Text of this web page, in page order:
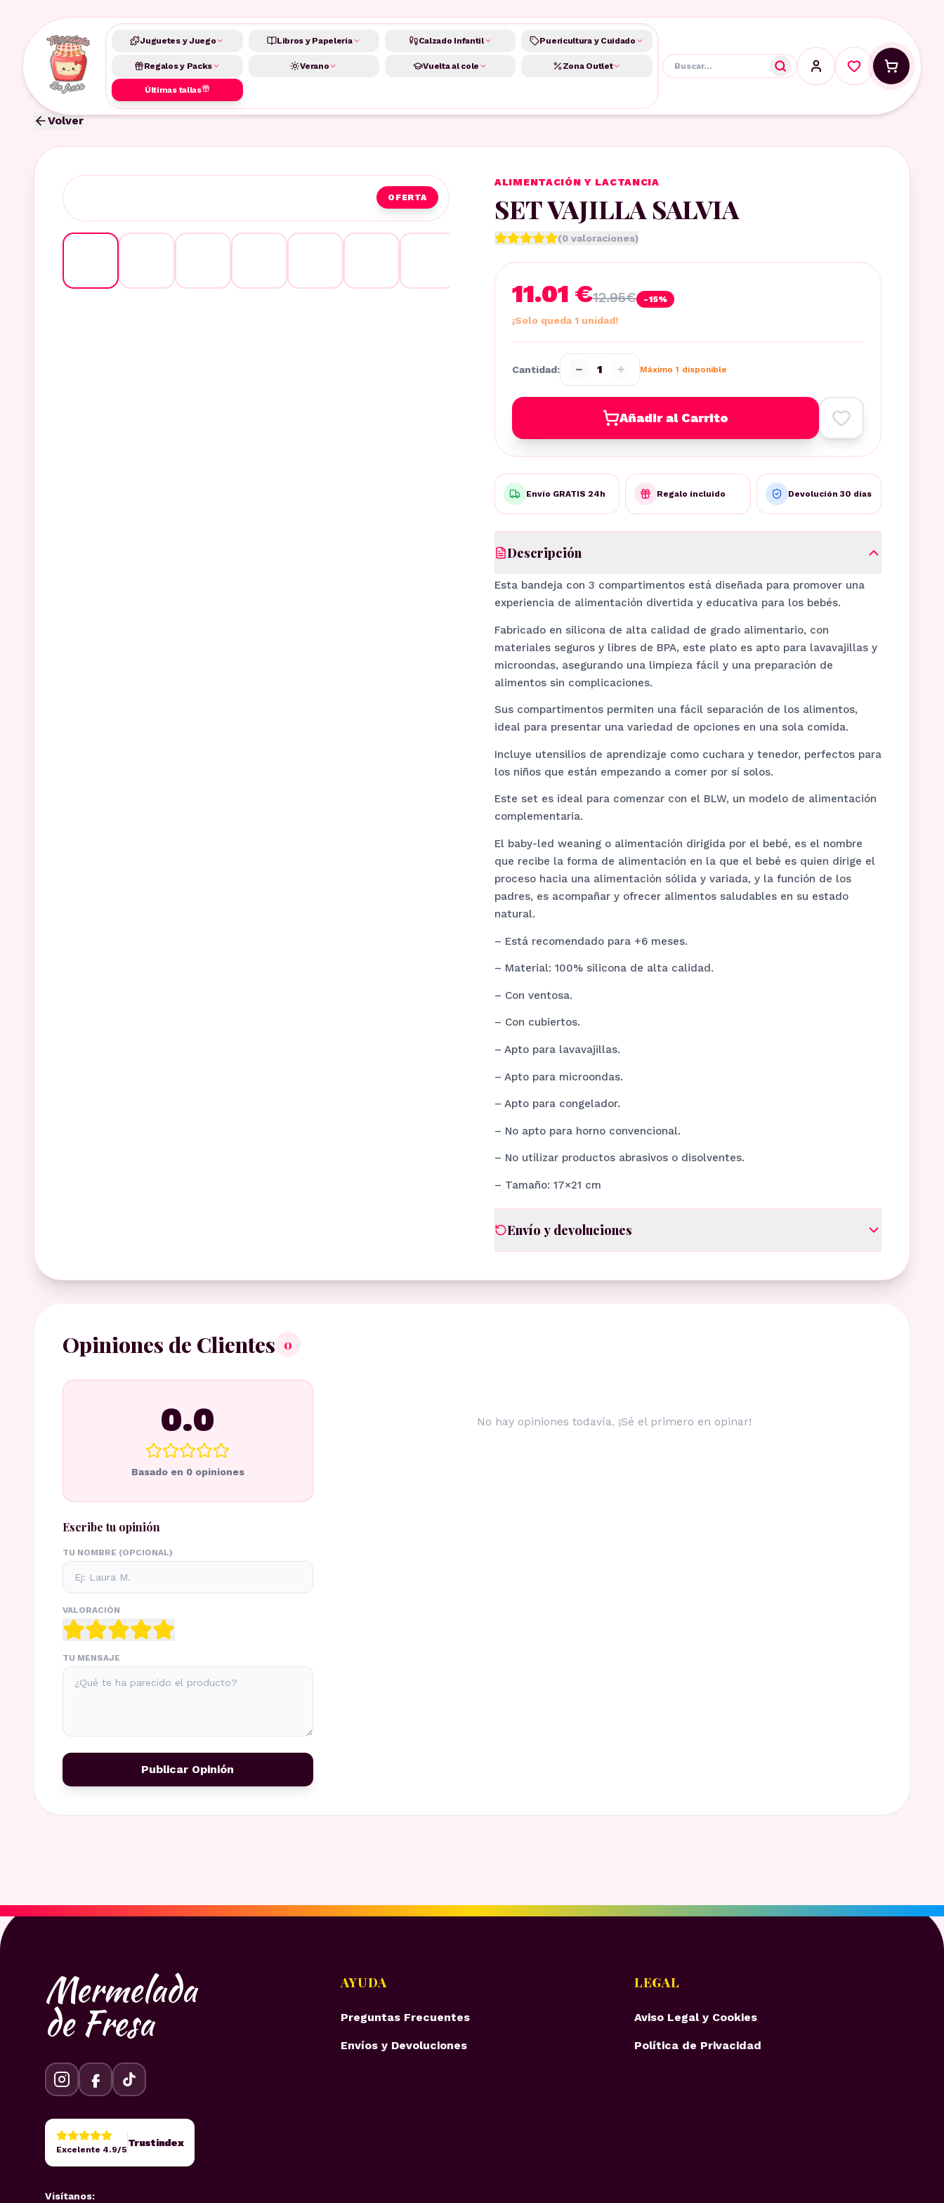
Juguetes y Juego Libros y Papelería Calzado Infantil Puericultura y Cuidado
Regalos y Packs Verano Vuelta al cole Zona Outlet
Últimas tallas
Volver
OFERTA
ALIMENTACIÓN Y LACTANCIA
SET VAJILLA SALVIA
(0 valoraciones)
11.01 €12.95€ -15%
¡Solo queda 1 unidad!
Cantidad: − 1 + Máximo 1 disponible
Añadir al Carrito
Envío GRATIS 24h Regalo incluido Devolución 30 días
Descripción
Esta bandeja con 3 compartimentos está diseñada para promover una
experiencia de alimentación divertida y educativa para los bebés.
Fabricado en silicona de alta calidad de grado alimentario, con
materiales seguros y libres de BPA, este plato es apto para lavavajillas y
microondas, asegurando una limpieza fácil y una preparación de
alimentos sin complicaciones.
Sus compartimentos permiten una fácil separación de los alimentos,
ideal para presentar una variedad de opciones en una sola comida.
Incluye utensilios de aprendizaje como cuchara y tenedor, perfectos para
los niños que están empezando a comer por sí solos.
Este set es ideal para comenzar con el BLW, un modelo de alimentación
complementaria.
El baby-led weaning o alimentación dirigida por el bebé, es el nombre
que recibe la forma de alimentación en la que el bebé es quien dirige el
proceso hacia una alimentación sólida y variada, y la función de los
padres, es acompañar y ofrecer alimentos saludables en su estado
natural.
– Está recomendado para +6 meses.
– Material: 100% silicona de alta calidad.
– Con ventosa.
– Con cubiertos.
– Apto para lavavajillas.
– Apto para microondas.
– Apto para congelador.
– No apto para horno convencional.
– No utilizar productos abrasivos o disolventes.
– Tamaño: 17×21 cm
Envío y devoluciones
Opiniones de Clientes 0
0.0
Basado en 0opiniones
Escribe tu opinión
TU NOMBRE (OPCIONAL)
VALORACIÓN
TU MENSAJE
Publicar Opinión
No hay opiniones todavía. ¡Sé el primero en opinar!
Mermelada
de Fresa
Excelente 4.9/5
Trustindex
Visítanos:
AYUDA
Preguntas Frecuentes
Envíos y Devoluciones
LEGAL
Aviso Legal y Cookies
Política de Privacidad